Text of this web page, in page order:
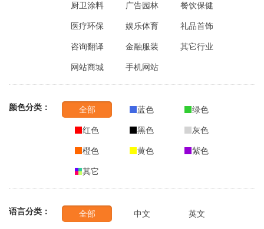
厨卫涂料 广告园林 餐饮保健
医疗环保 娱乐体育 礼品首饰
咨询翻译 金融服装 其它行业
网站商城 手机网站
颜色分类： 全部 蓝色 绿色
红色 黑色 灰色
橙色 黄色 紫色
其它
语言分类： 全部 中文 英文